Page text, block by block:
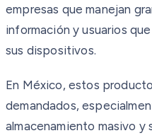
empresas que manejan
información y usuarios
sus dispositivos.
En México, estos
demandados,
almacenamiento masivo y